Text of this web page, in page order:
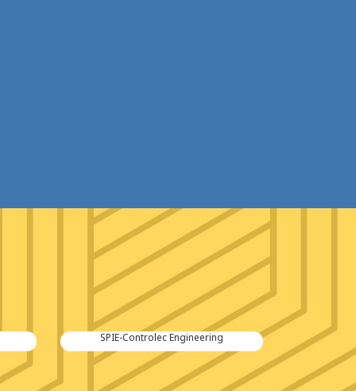
SPIE-Controlec Engineering